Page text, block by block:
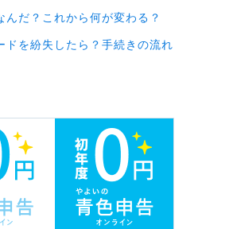
んだ？これから何が変わる？
ドを紛失したら？手続きの流れ